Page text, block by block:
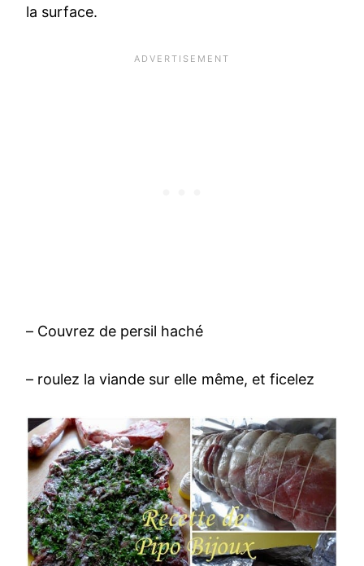
la surface.
– Couvrez de persil haché
– roulez la viande sur elle même, et ficelez